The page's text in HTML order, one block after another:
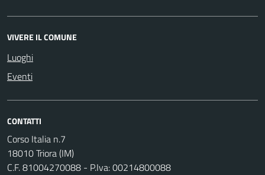
VIVERE IL COMUNE
Luoghi
Eventi
CONTATTI
Corso Italia n.7
18010 Triora (IM)
C.F. 81004270088 - P.Iva: 00214800088